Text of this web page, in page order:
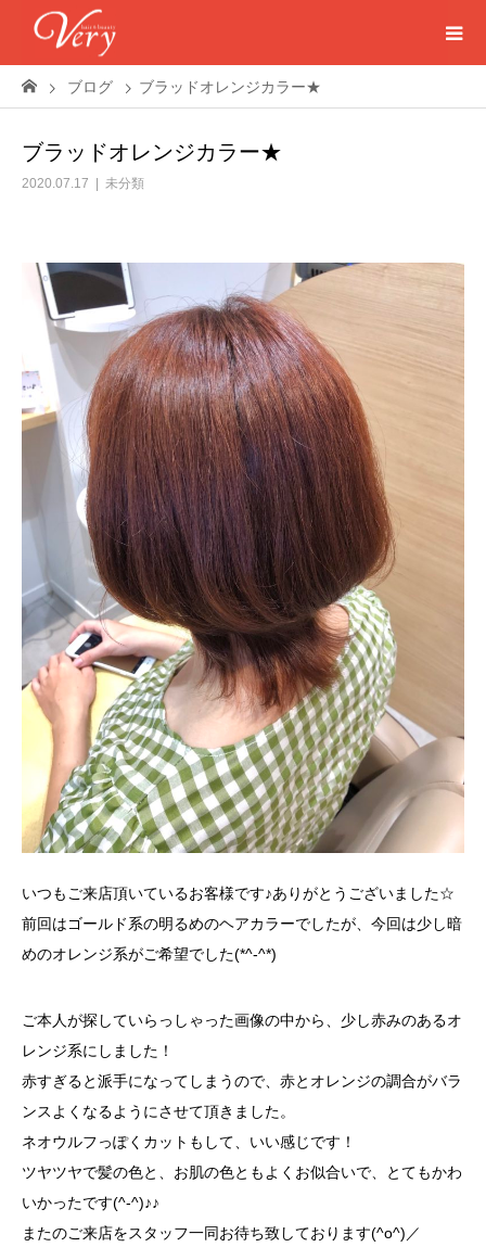
ブログ ブラッドオレンジカラー★
ブラッドオレンジカラー★
2020.07.17 未分類
いつもご来店頂いているお客様です♪ありがとうございました☆
前回はゴールド系の明るめのヘアカラーでしたが、今回は少し暗
めのオレンジ系がご希望でした(*^-^*)
ご本人が探していらっしゃった画像の中から、少し赤みのあるオ
レンジ系にしました！
赤すぎると派手になってしまうので、赤とオレンジの調合がバラ
ンスよくなるようにさせて頂きました。
ネオウルフっぽくカットもして、いい感じです！
ツヤツヤで髪の色と、お肌の色ともよくお似合いで、とてもかわ
いかったです(^-^)♪♪
またのご来店をスタッフ一同お待ち致しております(^o^)／